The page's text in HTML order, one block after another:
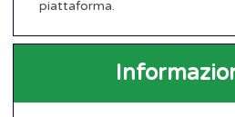
piattaforma.